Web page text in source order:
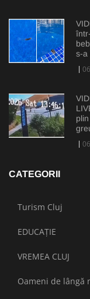
s-a
CATEGORII
Turism Cluj
EDUCAȚIE
VREMEA CLUJ
Oameni de lângă